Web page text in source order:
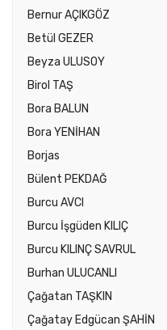
Bernur AÇIKGÖZ
Betül GEZER
Beyza ULUSOY
Birol TAŞ
Bora BALUN
Bora YENİHAN
Borjas
Bülent PEKDAĞ
Burcu AVCI
Burcu İşgüden KILIÇ
Burcu KILINÇ SAVRUL
Burhan ULUCANLI
Çağatan TAŞKIN
Çağatay Edgücan ŞAHİN